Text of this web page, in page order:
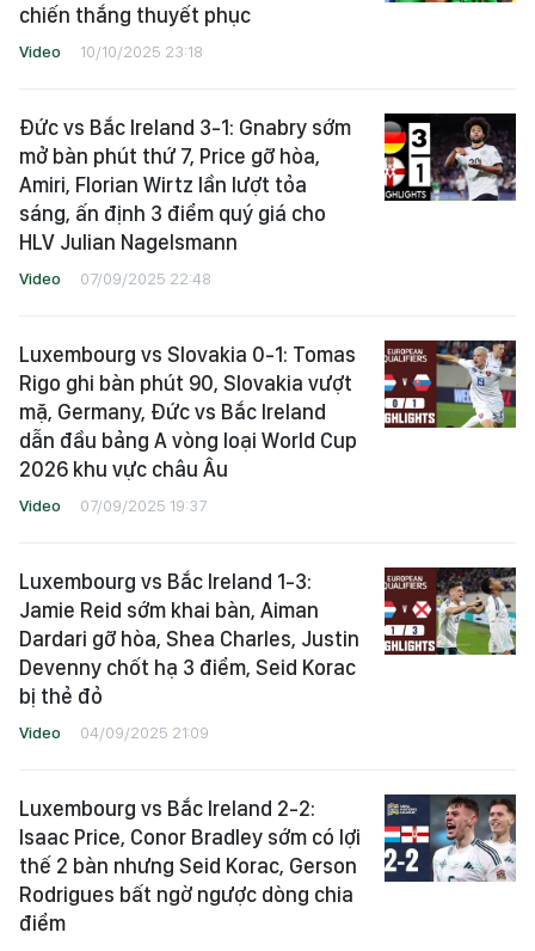
chiến thắng thuyết phục
Video 10/10/2025 23:18
Đức vs Bắc Ireland 3-1: Gnabry sớm
mở bàn phút thứ 7, Price gỡ hòa,
Amiri, Florian Wirtz lần lượt tỏa
sáng, ấn định 3 điểm quý giá cho
HLV Julian Nagelsmann
Video 07/09/2025 22:48
Luxembourg vs Slovakia 0-1: Tomas
Rigo ghi bàn phút 90, Slovakia vượt
mặ, Germany, Đức vs Bắc Ireland
dẫn đầu bảng A vòng loại World Cup
2026 khu vực châu Âu
Video 07/09/2025 19:37
Luxembourg vs Bắc Ireland 1-3:
Jamie Reid sớm khai bàn, Aiman
Dardari gỡ hòa, Shea Charles, Justin
Devenny chốt hạ 3 điểm, Seid Korac
bị thẻ đỏ
Video 04/09/2025 21:09
Luxembourg vs Bắc Ireland 2-2:
Isaac Price, Conor Bradley sớm có lợi
thế 2 bàn nhưng Seid Korac, Gerson
Rodrigues bất ngờ ngược dòng chia
điểm